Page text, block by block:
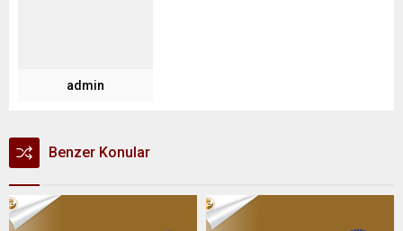
admin
Benzer Konular